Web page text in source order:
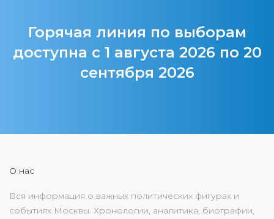
Горячая линия по выборам
доступна с 1 августа 2026 по 20
сентября 2026
О нас
Вся информация о важных политических фигурах и
событиях Москвы. Хронологии, аналитика, биографии,